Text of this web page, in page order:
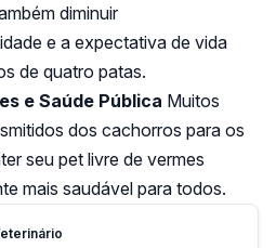
diminuir
e a expectativa de vida
de quatro patas.
e Saúde Pública Muitos
dos cachorros para os
seu pet livre de vermes
mais saudável para todos.